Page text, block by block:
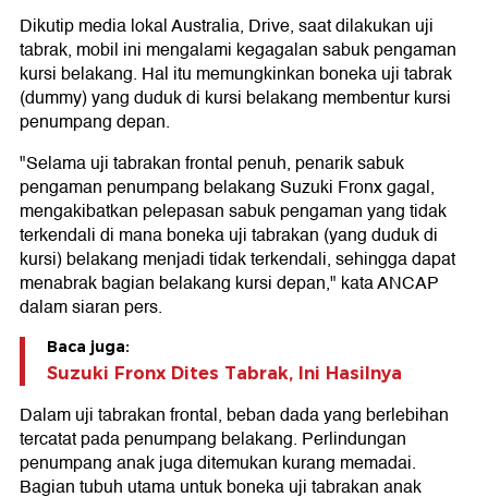
Dikutip media lokal Australia, Drive, saat dilakukan uji
tabrak, mobil ini mengalami kegagalan sabuk pengaman
kursi belakang. Hal itu memungkinkan boneka uji tabrak
(dummy) yang duduk di kursi belakang membentur kursi
penumpang depan.
"Selama uji tabrakan frontal penuh, penarik sabuk
pengaman penumpang belakang Suzuki Fronx gagal,
mengakibatkan pelepasan sabuk pengaman yang tidak
terkendali di mana boneka uji tabrakan (yang duduk di
kursi) belakang menjadi tidak terkendali, sehingga dapat
menabrak bagian belakang kursi depan," kata ANCAP
dalam siaran pers.
Baca juga:
Suzuki Fronx Dites Tabrak, Ini Hasilnya
Dalam uji tabrakan frontal, beban dada yang berlebihan
tercatat pada penumpang belakang. Perlindungan
penumpang anak juga ditemukan kurang memadai.
Bagian tubuh utama untuk boneka uji tabrakan anak